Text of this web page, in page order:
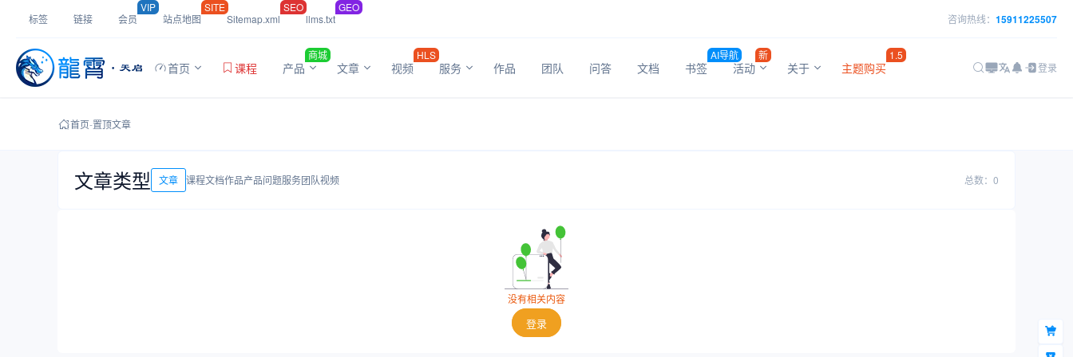
标签 链接 会员
VIP
站点地图
SITE
Sitemap.xml
SEO
llms.txt
GEO
咨询热线： 15911225507
首页 课程 产品
商城
文章 视频
HLS
服务 作品 团队 问答 文档 书签
AI导航
活动
新
关于 主题购买
1.5
登录
首页-置顶文章
文章类型 文章 课程文档作品产品问题服务团队视频 总数：0
没有相关内容
登录